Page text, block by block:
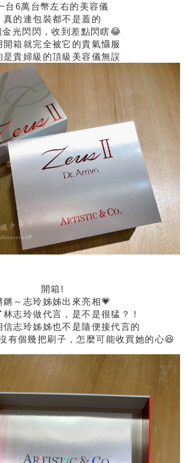
台6萬台幣左右的美容儀
真的連包裝都不是蓋的
金光閃閃，收到差點閃瞎😂
開箱就完全被它的貴氣懾服
是貴婦級的頂級美容儀無誤
開箱!
鏘～志玲姊姊出來亮相💗
林志玲做代言，是不是很猛？！
信志玲姊姊也不是隨便接代言的
有個幾把刷子，怎麼可能收買她的心😆